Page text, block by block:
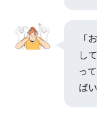
「
し
っ
ば